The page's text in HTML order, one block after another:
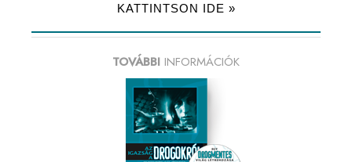
KATTINTSON IDE »
TOVÁBBI INFORMÁCIÓK